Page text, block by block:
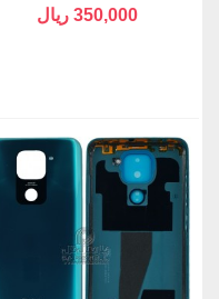
350,000 ریال